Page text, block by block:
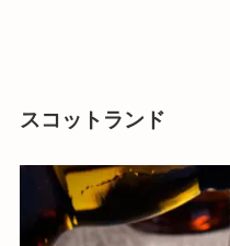
スコットランド